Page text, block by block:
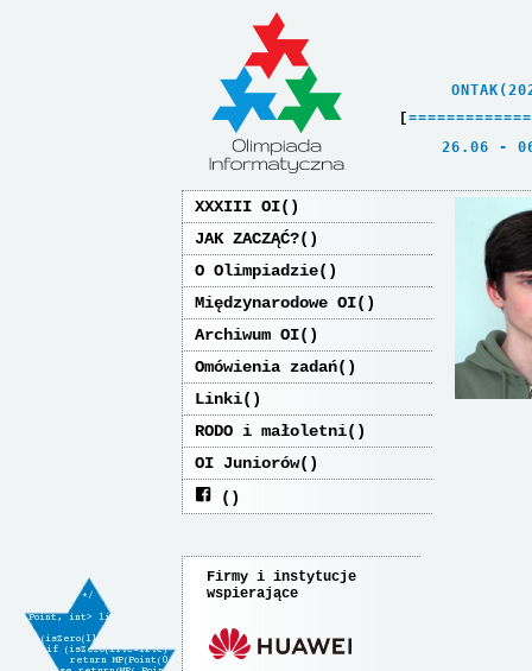
[ =============
26.06
XXXIII OI
JAK ZACZĄĆ?
O Olimpiadzie
Międzynarodowe OI
Archiwum OI
Omówienia zadań
Linki
RODO i małoletni
OI Juniorów
Firmy i instytucje
wspierające